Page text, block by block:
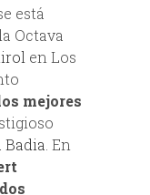
está
Octava
en Los
mejores
Badia . En
dos